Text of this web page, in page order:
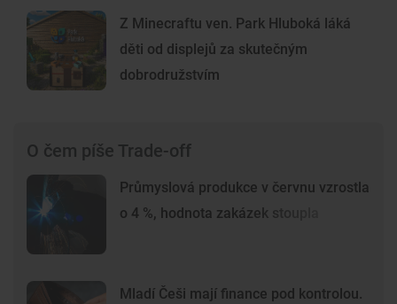
Z Minecraftu ven. Park Hluboká láká
děti od displejů za skutečným
dobrodružstvím
O čem píše Trade-off
Průmyslová produkce v červnu vzrostla
o 4 %, hodnota zakázek stoupla
Mladí Češi mají finance pod kontrolou.